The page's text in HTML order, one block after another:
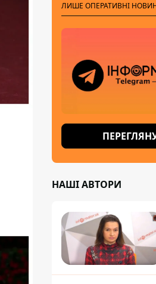
ЛИШЕ ОПЕРАТИВНІ
НАШІ АВТОРИ